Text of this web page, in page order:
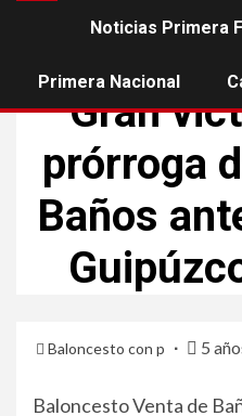
Noticias Primera
Primera Nacional
Gran
prórroga
Baños
Baloncesto con p 5
Baloncesto Venta de